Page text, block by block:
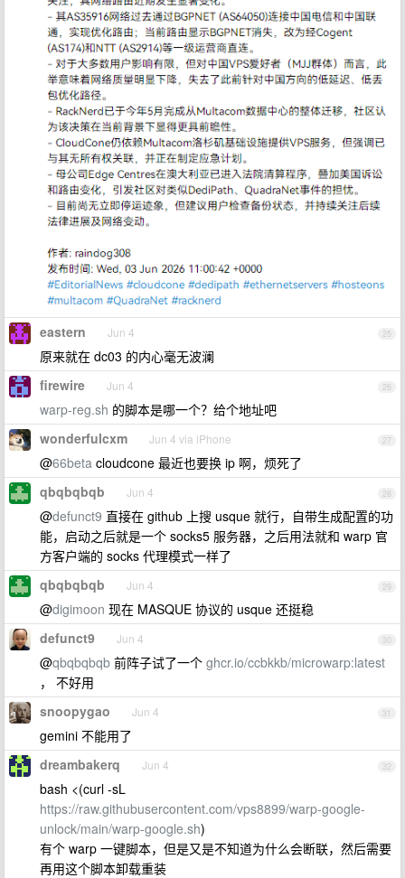
25
eastern Jun 4
原来就在 dc03 的内心毫无波澜
26
firewire Jun 4
warp-reg.sh 的脚本是哪一个？给个地址吧
27
wonderfulcxm Jun 4 via iPhone
@66beta cloudcone 最近也要换 ip 啊，烦死了
28
qbqbqbqb Jun 4
@defunct9 直接在 github 上搜 usque 就行，自带生成配置的功
能，启动之后就是一个 socks5 服务器，之后用法就和 warp 官
方客户端的 socks 代理模式一样了
29
qbqbqbqb Jun 4
@digimoon 现在 MASQUE 协议的 usque 还挺稳
30
defunct9 Jun 4
@qbqbqbqb 前阵子试了一个 ghcr.io/ccbkkb/microwarp:latest
， 不好用
31
snoopygao Jun 4
gemini 不能用了
32
dreambakerq Jun 4
bash <(curl -sL
https://raw.githubusercontent.com/vps8899/warp-google-
unlock/main/warp-google.sh)
有个 warp 一键脚本，但是又是不知道为什么会断联，然后需要
再用这个脚本卸载重装